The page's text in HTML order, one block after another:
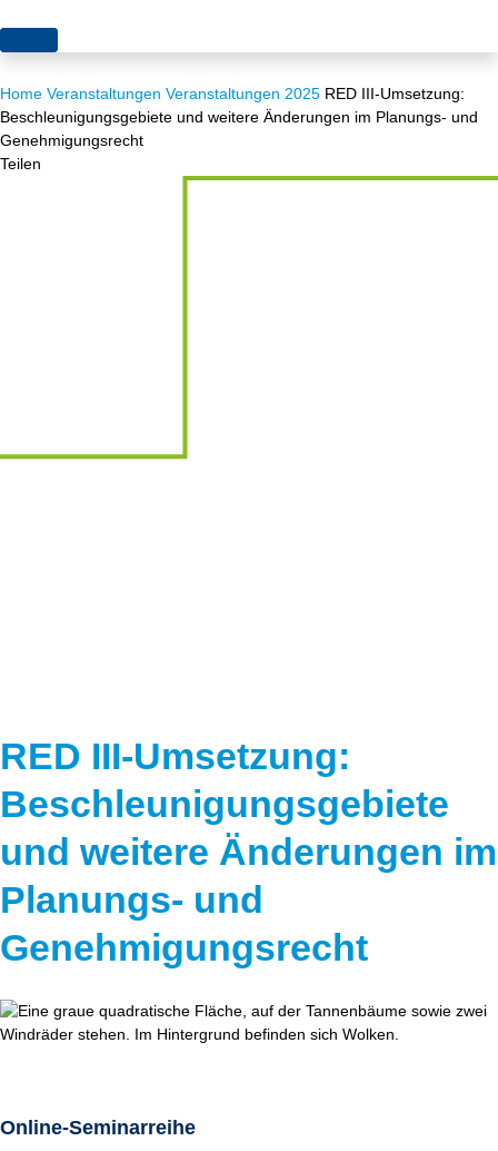
Themen
Akzeptanz
Europa
Sektorenkopplung
Projekte
Publikationen
Team
Home Veranstaltungen Veranstaltungen 2025 RED III-Umsetzung:
Beschleunigungsgebiete und weitere Änderungen im Planungs- und
Genehmigungsrecht
Teilen
RED III-Umsetzung:
Beschleunigungsgebiete
und weitere Änderungen im
Planungs- und
Genehmigungsrecht
Online-Seminarreihe